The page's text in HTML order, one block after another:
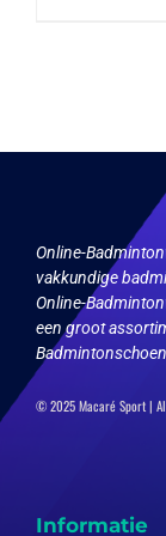
Online-
vakkundige
Online-
een groot
© 2025 Macaré Sport |
Informatie